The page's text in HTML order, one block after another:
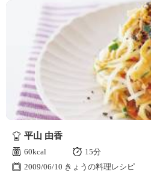
平山 由香
60kcal
15分
2009/06/10 きょうの料理レシピ